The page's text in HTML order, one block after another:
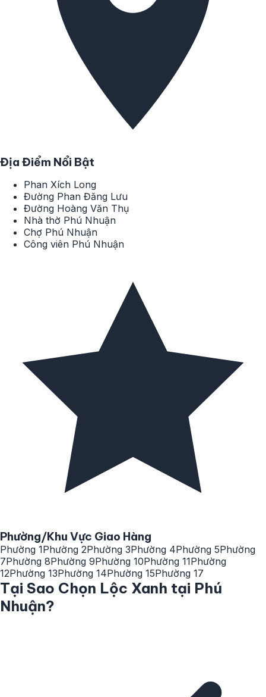
Địa Điểm Nổi Bật
Phan Xích Long
Đường Phan Đăng Lưu
Đường Hoàng Văn Thụ
Nhà thờ Phú Nhuận
Chợ Phú Nhuận
Công viên Phú Nhuận
Phường/Khu Vực Giao Hàng
Phường 1Phường 2Phường 3Phường 4Phường 5Phường
7Phường 8Phường 9Phường 10Phường 11Phường
12Phường 13Phường 14Phường 15Phường 17
Tại Sao Chọn Lộc Xanh tại Phú
Nhuận?